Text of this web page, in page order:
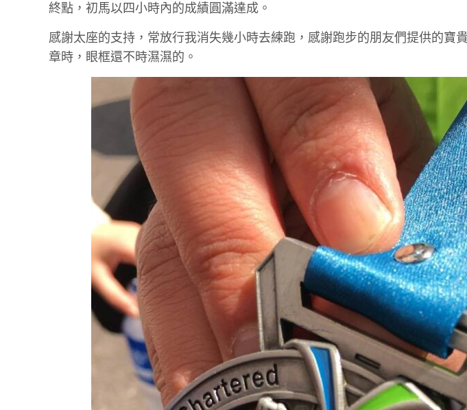
終點，初馬以四小時內的成績圓滿達成。
感謝太座的支持，常放行我消失幾小時去練跑，感謝跑步的朋友們提供的寶
章時，眼框還不時濕濕的。